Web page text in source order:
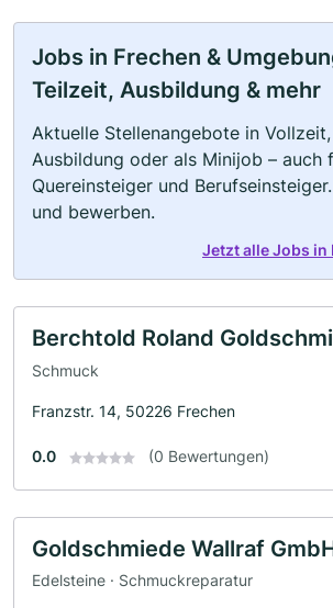
Jobs in Frechen &
Teilzeit, Ausbildung & mehr
Aktuelle Stellenangebote in
Ausbildung oder als Minijob – auch
Quereinsteiger und
und bewerben.
Jetzt alle Jobs in
Berchtold Roland
Schmuck
Franzstr. 14, 50226 Frechen
0.0 (0 Bewertungen)
Goldschmiede Wallraf
Edelsteine · Schmuckreparatur